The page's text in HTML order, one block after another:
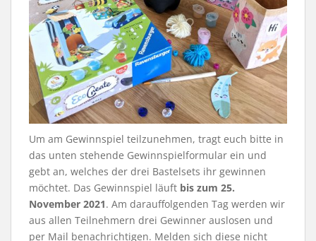
Um am Gewinnspiel teilzunehmen, tragt euch bitte in
das unten stehende Gewinnspielformular ein und
gebt an, welches der drei Bastelsets ihr gewinnen
möchtet. Das Gewinnspiel läuft bis zum 25.
November 2021. Am darauffolgenden Tag werden wir
aus allen Teilnehmern drei Gewinner auslosen und
per Mail benachrichtigen. Melden sich diese nicht